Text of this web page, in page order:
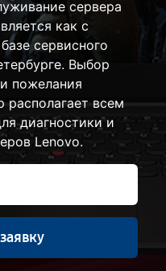
сервера
как с
сервисного
Выбор
пожелания
располагает всем
диагностики и
Lenovo.